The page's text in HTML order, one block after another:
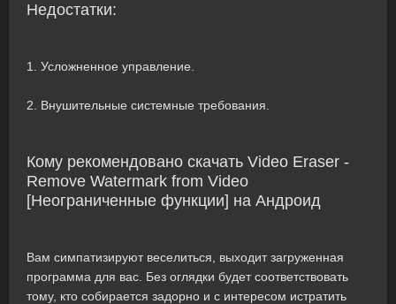
Недостатки:
1. Усложненное управление.
2. Внушительные системные требования.
Кому рекомендовано скачать Video Eraser -
Remove Watermark from Video
[Неограниченные функции] на Андроид
Вам симпатизируют веселиться, выходит загруженная
программа для вас. Без оглядки будет соответствовать
тому, кто собирается задорно и с интересом истратить